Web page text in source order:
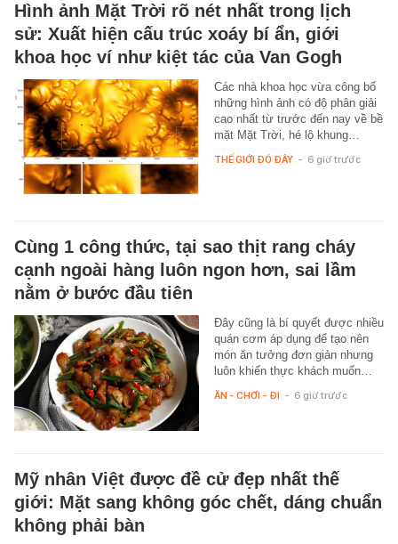
Hình ảnh Mặt Trời rõ nét nhất trong lịch
sử: Xuất hiện cấu trúc xoáy bí ẩn, giới
khoa học ví như kiệt tác của Van Gogh
Các nhà khoa học vừa công bố
những hình ảnh có độ phân giải
cao nhất từ trước đến nay về bề
mặt Mặt Trời, hé lộ khung…
THẾ GIỚI ĐÓ ĐÂY - 6 giờ trước
Cùng 1 công thức, tại sao thịt rang cháy
cạnh ngoài hàng luôn ngon hơn, sai lầm
nằm ở bước đầu tiên
Đây cũng là bí quyết được nhiều
quán cơm áp dụng để tạo nên
món ăn tưởng đơn giản nhưng
luôn khiến thực khách muốn…
ĂN - CHƠI - ĐI - 6 giờ trước
Mỹ nhân Việt được đề cử đẹp nhất thế
giới: Mặt sang không góc chết, dáng chuẩn
không phải bàn